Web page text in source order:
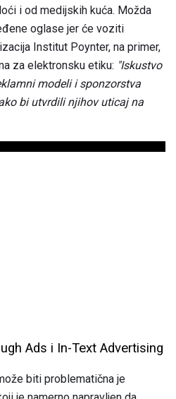
i od medijskih kuća. Možda
oglase jer će voziti
Institut Poynter, na primer,
za elektronsku etiku: "Iskustvo
modeli i sponzorstva
bi utvrdili njihov uticaj na
Ads i In-Text Advertising
biti problematična je